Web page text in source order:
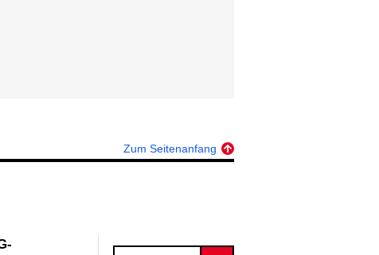
Zum Seitenanfang